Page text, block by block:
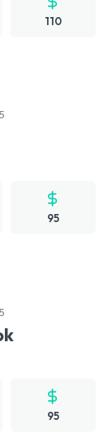
110
95
95